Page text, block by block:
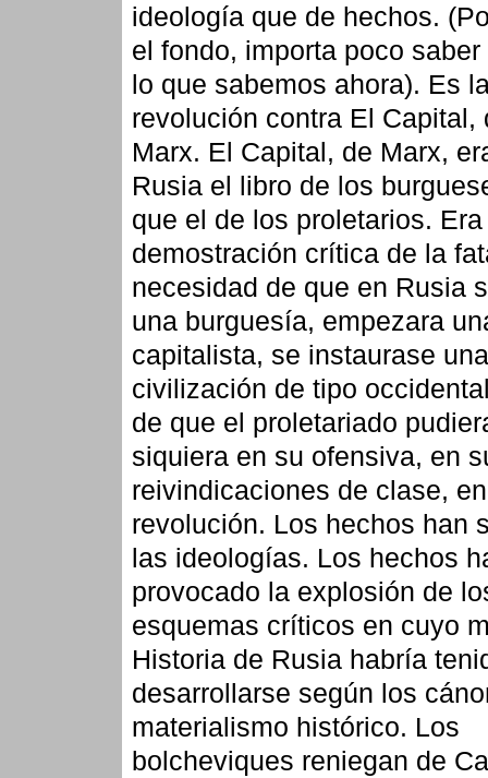
ideología que de hechos.
el fondo, importa poco
lo que sabemos ahora). Es
revolución contra El Capital,
Marx. El Capital, de Marx,
Rusia el libro de los
que el de los proletarios.
demostración crítica de la
necesidad de que en Rusia
una burguesía, empezara
capitalista, se instaurase una
civilización de tipo
de que el proletariado
siquiera en su ofensiva, en
reivindicaciones de clase,
revolución. Los hechos han
las ideologías. Los hechos
provocado la explosión de
esquemas críticos en cuyo
Historia de Rusia habría
desarrollarse según los
materialismo histórico. Los
bolcheviques reniegan de